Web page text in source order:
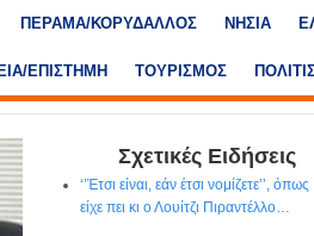
ΠΕΡΑΜΑ/ΚΟΡΥΔΑΛΛΟΣ ΝΗΣΙΑ
ΕΠΙΣΤΗΜΗ ΤΟΥΡΙΣΜΟΣ
Σχετικές Ειδήσεις
‘’Έτσι είναι, εάν έτσι νομίζετε’’, όπως
είχε πει κι ο Λουίτζι Πιραντέλλο…